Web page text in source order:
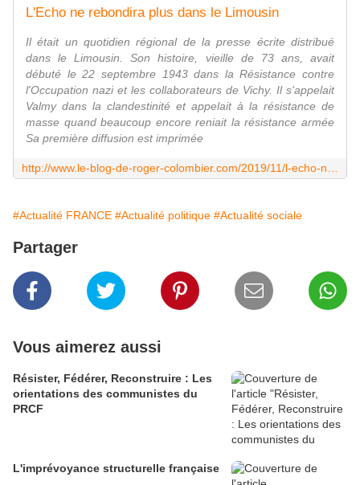
L'Echo ne rebondira plus dans le Limousin
Il était un quotidien régional de la presse écrite distribué
dans le Limousin. Son histoire, vieille de 73 ans, avait
débuté le 22 septembre 1943 dans la Résistance contre
l'Occupation nazi et les collaborateurs de Vichy. Il s'appelait
Valmy dans la clandestinité et appelait à la résistance de
masse quand beaucoup encore reniait la résistance armée
Sa première diffusion est imprimée
#Actualité FRANCE #Actualité politique #Actualité sociale
Partager
Vous aimerez aussi
Résister, Fédérer, Reconstruire : Les
orientations des communistes du
PRCF
L'imprévoyance structurelle française